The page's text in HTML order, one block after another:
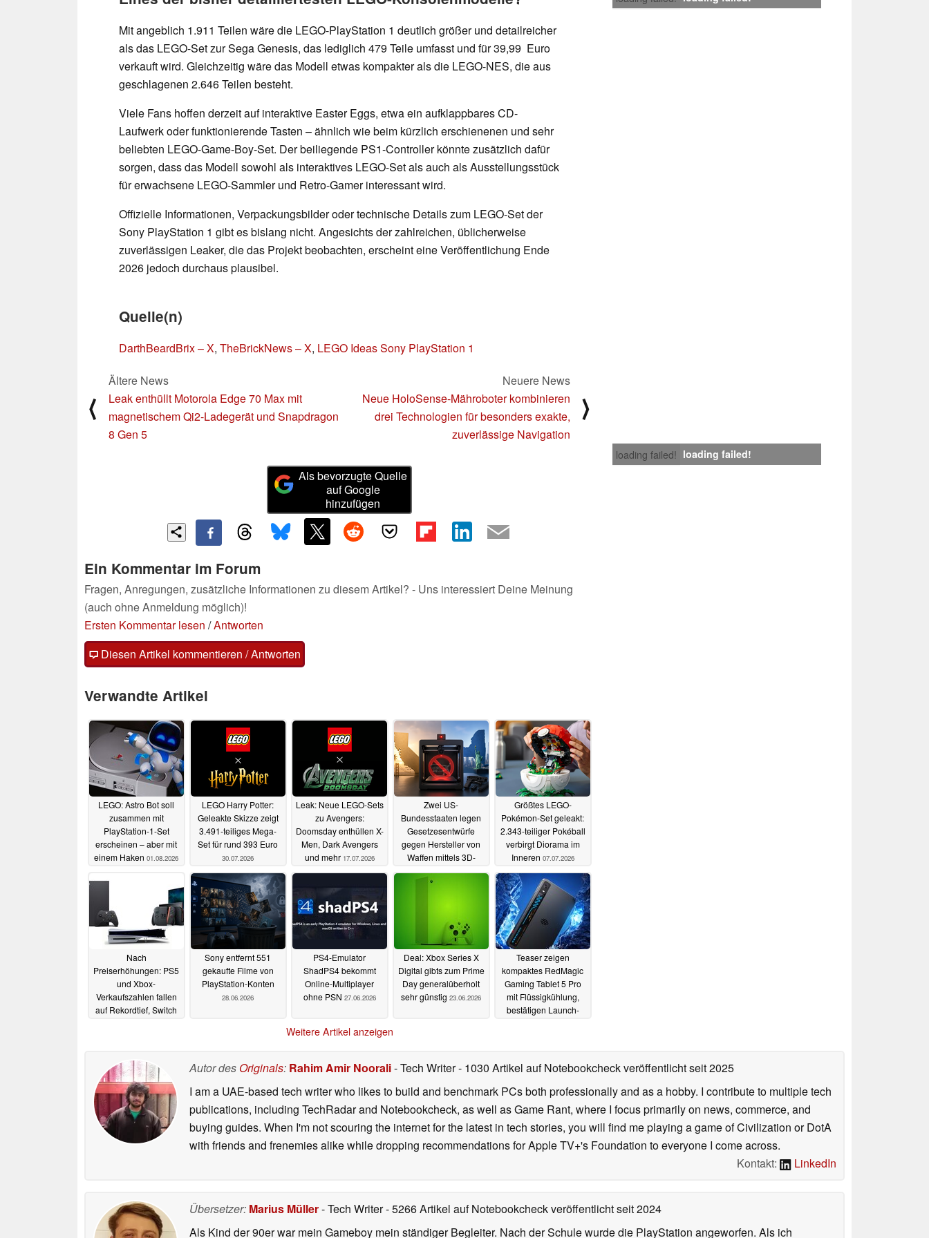
Mit angeblich 1.911 Teilen wäre die LEGO-PlayStation 1 deutlich größer und detailreicher
als das LEGO-Set zur Sega Genesis, das lediglich 479 Teile umfasst und für 39,99 Euro
verkauft wird. Gleichzeitig wäre das Modell etwas kompakter als die LEGO-NES, die aus
geschlagenen 2.646 Teilen besteht.
Viele Fans hoffen derzeit auf interaktive Easter Eggs, etwa ein aufklappbares CD-
Laufwerk oder funktionierende Tasten – ähnlich wie beim kürzlich erschienenen und sehr
beliebten LEGO-Game-Boy-Set. Der beiliegende PS1-Controller könnte zusätzlich dafür
sorgen, dass das Modell sowohl als interaktives LEGO-Set als auch als Ausstellungsstück
für erwachsene LEGO-Sammler und Retro-Gamer interessant wird.
Offizielle Informationen, Verpackungsbilder oder technische Details zum LEGO-Set der
Sony PlayStation 1 gibt es bislang nicht. Angesichts der zahlreichen, üblicherweise
zuverlässigen Leaker, die das Projekt beobachten, erscheint eine Veröffentlichung Ende
2026 jedoch durchaus plausibel.
Quelle(n)
DarthBeardBrix – X, TheBrickNews – X, LEGO Ideas Sony PlayStation 1
⟨
Ältere News
Leak enthüllt Motorola Edge 70 Max mit
magnetischem Qi2-Ladegerät und Snapdragon
8 Gen 5
Neuere News
Neue HoloSense-Mähroboter kombinieren
drei Technologien für besonders exakte,
zuverlässige Navigation
⟩
loading failed! loading failed!
Als bevorzugte Quelle
auf Google
hinzufügen
Ein Kommentar im Forum
Fragen, Anregungen, zusätzliche Informationen zu diesem Artikel? - Uns interessiert Deine Meinung
(auch ohne Anmeldung möglich)!
Ersten Kommentar lesen /Antworten
Diesen Artikel kommentieren / Antworten
Verwandte Artikel
LEGO: Astro Bot soll
zusammen mit
PlayStation-1-Set
erscheinen – aber mit
einem Haken 01.08.2026
LEGO Harry Potter:
Geleakte Skizze zeigt
3.491-teiliges Mega-
Set für rund 393 Euro
30.07.2026
Leak: Neue LEGO-Sets
zu Avengers:
Doomsday enthüllen X-
Men, Dark Avengers
und mehr 17.07.2026
Zwei US-
Bundesstaaten legen
Gesetzesentwürfe
gegen Hersteller von
Waffen mittels 3D-
Drucker vor12.07.2026
Größtes LEGO-
Pokémon-Set geleakt:
2.343-teiliger Pokéball
verbirgt Diorama im
Inneren 07.07.2026
Nach
Preiserhöhungen: PS5
und Xbox-
Verkaufszahlen fallen
auf Rekordtief, Switch
Sony entfernt 551
gekaufte Filme von
PlayStation-Konten
28.06.2026
PS4-Emulator
ShadPS4 bekommt
Online-Multiplayer
ohne PSN 27.06.2026
Deal: Xbox Series X
Digital gibts zum Prime
Day generalüberholt
sehr günstig 23.06.2026
Teaser zeigen
kompaktes RedMagic
Gaming Tablet 5 Pro
mit Flüssigkühlung,
bestätigen Launch-
Weitere Artikel anzeigen
Autor des Originals: Rahim Amir Noorali- Tech Writer- 1030 Artikel auf Notebookcheck veröffentlichtseit 2025
I am a UAE-based tech writer who likes to build and benchmark PCs both professionally and as a hobby. I contribute to multiple tech
publications, including TechRadar and Notebookcheck, as well as Game Rant, where I focus primarily on news, commerce, and
buying guides. When I'm not scouring the internet for the latest in tech stories, you will find me playing a game of Civilization or DotA
with friends and frenemies alike while dropping recommendations for Apple TV+'s Foundation to everyone I come across.
Kontakt:
LinkedIn
Übersetzer: Marius Müller- Tech Writer- 5266 Artikel auf Notebookcheck veröffentlichtseit 2024
Als Kind der 90er war mein Gameboy mein ständiger Begleiter. Nach der Schule wurde die PlayStation angeworfen. Als ich